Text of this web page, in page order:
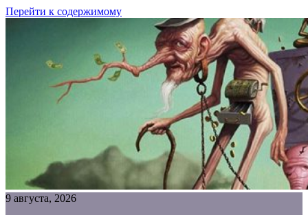
Перейти к содержимому
9 августа, 2026